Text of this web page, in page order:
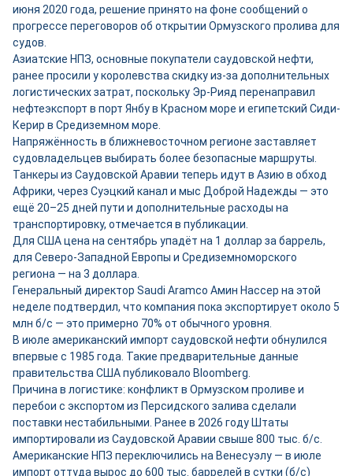
июня 2020 года, решение принято на фоне сообщений о
прогрессе переговоров об открытии Ормузского пролива для
судов.
Азиатские НПЗ, основные покупатели саудовской нефти,
ранее просили у королевства скидку из-за дополнительных
логистических затрат, поскольку Эр-Рияд перенаправил
нефтеэкспорт в порт Янбу в Красном море и египетский Сиди-
Керир в Средиземном море.
Напряжённость в ближневосточном регионе заставляет
судовладельцев выбирать более безопасные маршруты.
Танкеры из Саудовской Аравии теперь идут в Азию в обход
Африки, через Суэцкий канал и мыс Доброй Надежды — это
ещё 20–25 дней пути и дополнительные расходы на
транспортировку, отмечается в публикации.
Для США цена на сентябрь упадёт на 1 доллар за баррель,
для Северо-Западной Европы и Средиземноморского
региона — на 3 доллара.
Генеральный директор Saudi Aramco Амин Нассер на этой
неделе подтвердил, что компания пока экспортирует около 5
млн б/с — это примерно 70% от обычного уровня.
В июле американский импорт саудовской нефти обнулился
впервые с 1985 года. Такие предварительные данные
правительства США публиковало Bloomberg.
Причина в логистике: конфликт в Ормузском проливе и
перебои с экспортом из Персидского залива сделали
поставки нестабильными. Ранее в 2026 году Штаты
импортировали из Саудовской Аравии свыше 800 тыс. б/с.
Американские НПЗ переключились на Венесуэлу — в июле
импорт оттуда вырос до 600 тыс. баррелей в сутки (б/с)